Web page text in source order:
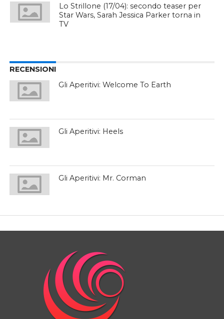
Lo Strillone (17/04): secondo teaser per
Star Wars, Sarah Jessica Parker torna in
TV
RECENSIONI
Gli Aperitivi: Welcome To Earth
Gli Aperitivi: Heels
Gli Aperitivi: Mr. Corman